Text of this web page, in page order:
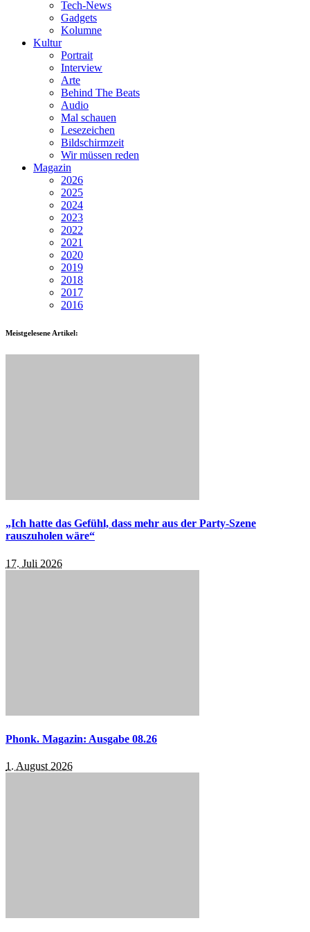
Tech-News
Gadgets
Kolumne
Kultur
Portrait
Interview
Arte
Behind The Beats
Audio
Mal schauen
Lesezeichen
Bildschirmzeit
Wir müssen reden
Magazin
2026
2025
2024
2023
2022
2021
2020
2019
2018
2017
2016
Meistgelesene Artikel:
„Ich hatte das Gefühl, dass mehr aus der Party-Szene
rauszuholen wäre“
17. Juli 2026
Phonk. Magazin: Ausgabe 08.26
1. August 2026